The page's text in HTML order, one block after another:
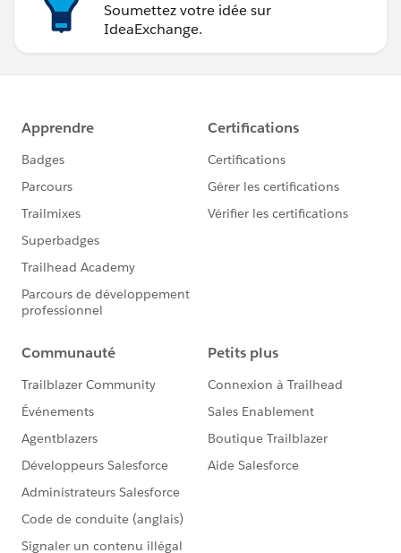
Soumettez votre idée sur
IdeaExchange.